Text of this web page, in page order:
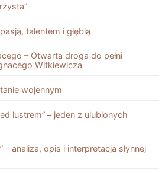
talentem i głębią
– Otwarta droga do pełni
Witkiewicza
wojennym
lustrem” – jeden z ulubionych
– analiza, opis i interpretacja słynnej